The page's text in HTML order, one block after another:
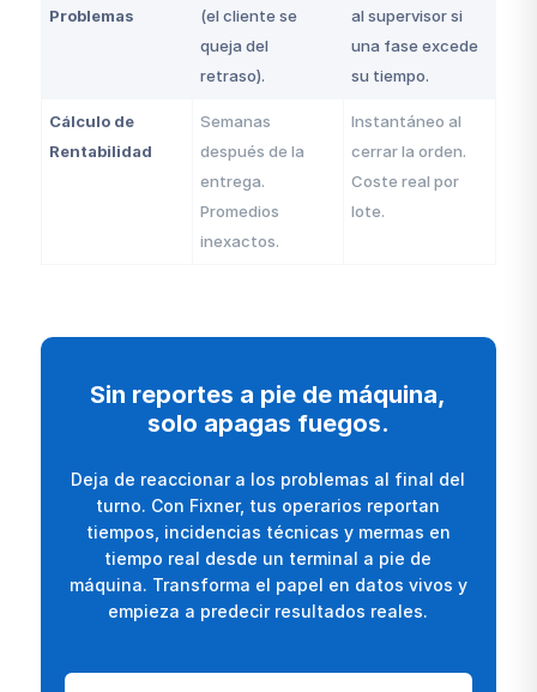
Problemas
(el cliente se
queja del
retraso).
al supervisor si
una fase excede
su tiempo.
Cálculo de
Rentabilidad
Semanas
después de la
entrega.
Promedios
inexactos.
Instantáneo al
cerrar la orden.
Coste real por
lote.
Sin reportes a pie de máquina,
solo apagas fuegos.
Deja de reaccionar a los problemas al final del
turno. Con Fixner, tus operarios reportan
tiempos, incidencias técnicas y mermas en
tiempo real desde un terminal a pie de
máquina. Transforma el papel en datos vivos y
empieza a predecir resultados reales.